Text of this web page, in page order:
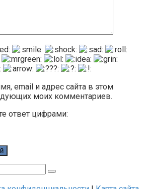
email и адрес сайта в этом
моих комментариев.
ответ цифрами: